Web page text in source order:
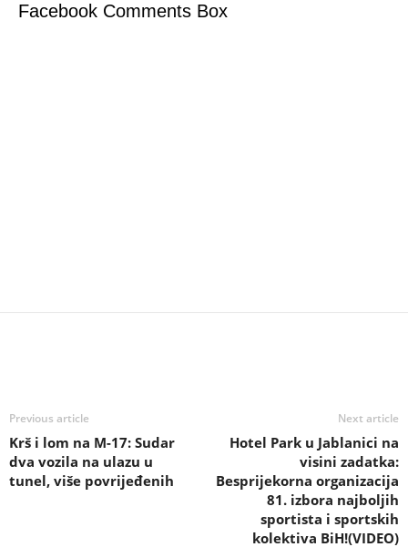
Facebook Comments Box
Previous article
Krš i lom na M-17: Sudar
dva vozila na ulazu u
tunel, više povrijeđenih
Next article
Hotel Park u Jablanici na
visini zadatka:
Besprijekorna organizacija
81. izbora najboljih
sportista i sportskih
kolektiva BiH!(VIDEO)